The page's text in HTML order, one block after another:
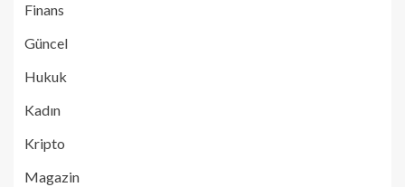
Finans
Güncel
Hukuk
Kadın
Kripto
Magazin